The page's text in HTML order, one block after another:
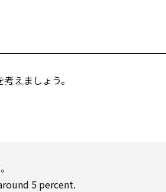
考えましょう。
5 percent.